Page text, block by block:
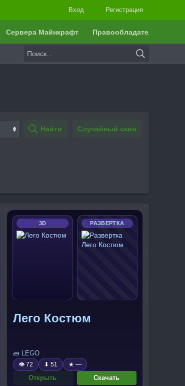
Вход Регистрация
Сервера Майнкрафт Правообладателям
Найти Случайный скин
3D РАЗВЕРТКА
Лего Костюм
🧱 LEGO
👁 72 ⬇ 51 ★ —
Открыть Скачать